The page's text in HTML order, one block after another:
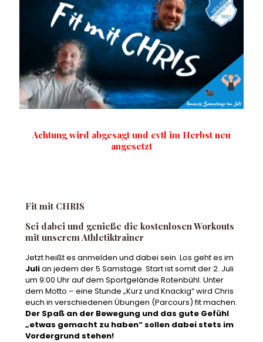
Achtung wird abgesagt und evtl im Herbst neu
angesetzt
Fit mit CHRIS
Sei dabei und genieße die kostenlosen Workouts
mit unserem Athletiktrainer
Jetzt heißt es anmelden und dabei sein. Los geht es im
Julian jedem der 5 Samstage. Start ist somit der 2. Juli
um 9:00 Uhr auf dem Sportgelände Rotenbühl. Unter
dem Motto – eine Stunde „Kurz und Knackig“ wird Chris
euch in verschiedenen Übungen (Parcours) fit machen.
Der Spaß an der Bewegung und das gute Gefühl
„etwas gemacht zu haben“ sollen dabei stets im
Vordergrund stehen!